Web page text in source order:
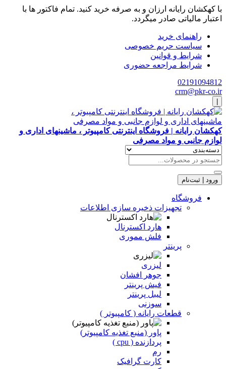
با کهکشان رایانه ارزان و به صرفه خرید کنید. تمام فاکتور ها با
اعتبار مالیاتی صادر میگردد.
راهنمای خرید
سیاست حریم خصوصی
شرایط و قوانین
شرایط مراجعه حضوری
02191094812
crm@pkr-co.ir
کهکشان رایانه | فروشگاه اینترنتی کامپیوتر ، ماشینهای اداری و
لوازم جانبی و مواد مصرفی
ورود | ثبت‌نام
فروشگاه
تجهیزات ذخیره سازی اطلاعات
هارد اکسترنال
فلش مموری
پرینتر
لیزری
جوهر افشان
فیش پرینتر
لیبل پرینتر
سوزنی
قطعات رایانه ( کامپیوتر )
پاور (منبع تغذیه کامپیوتر)
پردازنده ( cpu )
رم
کارت گرافیک